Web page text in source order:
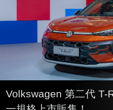
Volkswagen 第二代 T-